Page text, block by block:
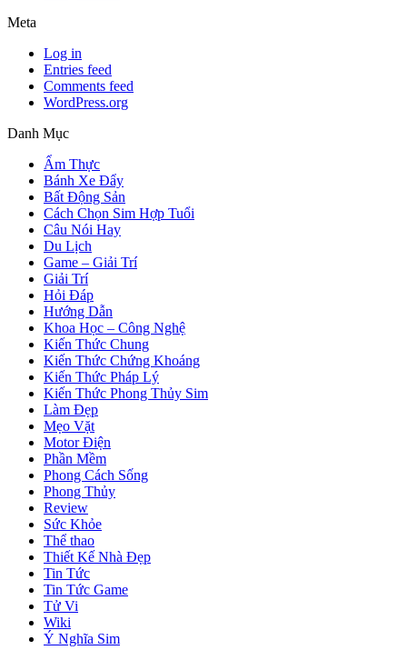
Meta
Log in
Entries feed
Comments feed
WordPress.org
Danh Mục
Ẩm Thực
Bánh Xe Đẩy
Bất Động Sản
Cách Chọn Sim Hợp Tuổi
Câu Nói Hay
Du Lịch
Game – Giải Trí
Giải Trí
Hỏi Đáp
Hướng Dẫn
Khoa Học – Công Nghệ
Kiến Thức Chung
Kiến Thức Chứng Khoáng
Kiến Thức Pháp Lý
Kiến Thức Phong Thủy Sim
Làm Đẹp
Mẹo Vặt
Motor Điện
Phần Mềm
Phong Cách Sống
Phong Thủy
Review
Sức Khỏe
Thể thao
Thiết Kế Nhà Đẹp
Tin Tức
Tin Tức Game
Tử Vi
Wiki
Ý Nghĩa Sim